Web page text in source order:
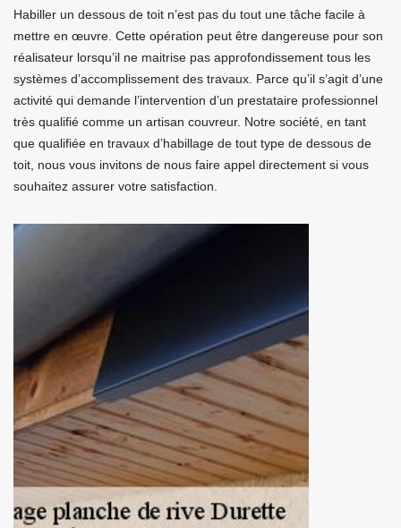
Habiller un dessous de toit n’est pas du tout une tâche facile à
mettre en œuvre. Cette opération peut être dangereuse pour son
réalisateur lorsqu’il ne maitrise pas approfondissement tous les
systèmes d’accomplissement des travaux. Parce qu’il s’agit d’une
activité qui demande l’intervention d’un prestataire professionnel
très qualifié comme un artisan couvreur. Notre société, en tant
que qualifiée en travaux d’habillage de tout type de dessous de
toit, nous vous invitons de nous faire appel directement si vous
souhaitez assurer votre satisfaction.